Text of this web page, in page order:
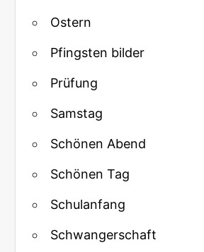
Ostern
Pfingsten bilder
Prüfung
Samstag
Schönen Abend
Schönen Tag
Schulanfang
Schwangerschaft